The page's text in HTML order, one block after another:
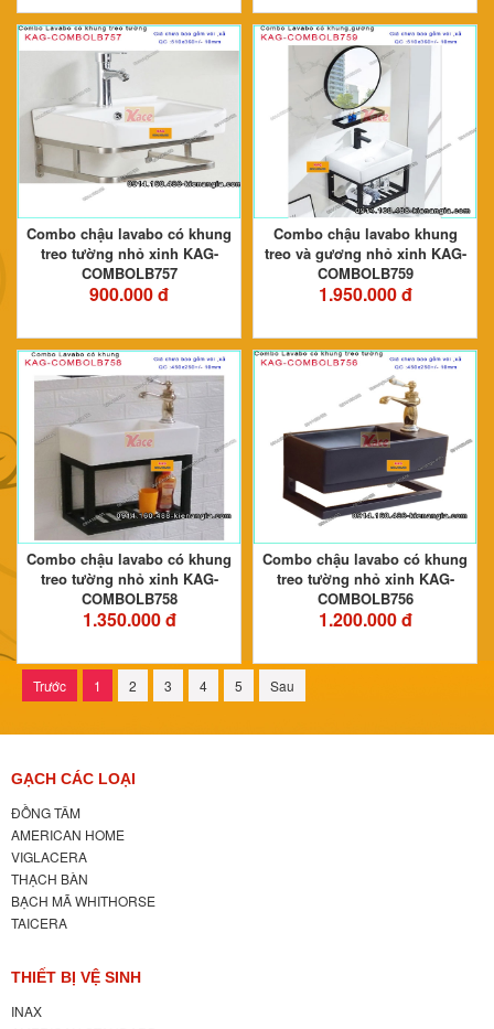
Combo chậu lavabo có khung
treo tường nhỏ xinh KAG-
COMBOLB757
900.000 đ
Combo chậu lavabo khung
treo và gương nhỏ xinh KAG-
COMBOLB759
1.950.000 đ
Combo chậu lavabo có khung
treo tường nhỏ xinh KAG-
COMBOLB758
1.350.000 đ
Combo chậu lavabo có khung
treo tường nhỏ xinh KAG-
COMBOLB756
1.200.000 đ
Trước 1 2 3 4 5 Sau
GẠCH CÁC LOẠI
ĐỒNG TÂM
AMERICAN HOME
VIGLACERA
THẠCH BÀN
BẠCH MÃ WHITHORSE
TAICERA
THIẾT BỊ VỆ SINH
INAX